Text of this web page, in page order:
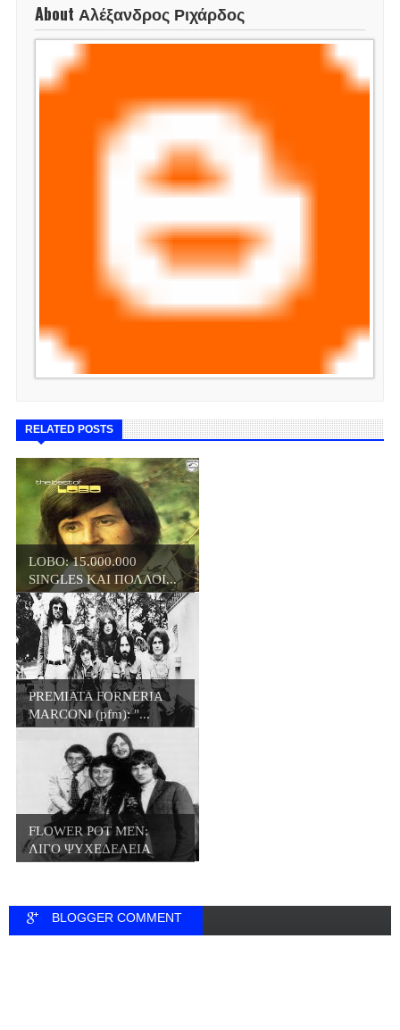
About Αλέξανδρος Ριχάρδος
RELATED POSTS
LOBO: 15.000.000
SINGLES ΚΑΙ ΠΟΛΛΟΙ...
PREMIATA FORNERIA
MARCONI (pfm): "...
FLOWER POT MEN:
ΛΙΓΟ ΨΥΧΕΔΕΛΕΙΑ
ΛΙΓ...
BLOGGER COMMENT